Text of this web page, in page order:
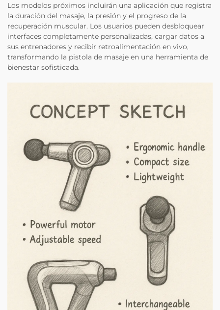
Los modelos próximos incluirán una aplicación que registra
la duración del masaje, la presión y el progreso de la
recuperación muscular. Los usuarios pueden desbloquear
interfaces completamente personalizadas, cargar datos a
sus entrenadores y recibir retroalimentación en vivo,
transformando la pistola de masaje en una herramienta de
bienestar sofisticada.